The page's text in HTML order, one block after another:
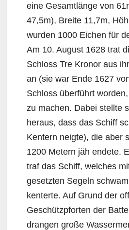
eine Gesamtlänge von
47,5m), Breite 11,7m,
wurden 1000 Eichen für
Am 10. August 1628 trat
Schloss Tre Kronor aus
an (sie war Ende 1627
Schloss überführt
zu machen. Dabei stellte
heraus, dass das Schiff
Kentern neigte), die aber
1200 Metern jäh endete.
traf das Schiff, welches
gesetzten Segeln
kenterte. Auf Grund der
Geschützpforten der
drangen große